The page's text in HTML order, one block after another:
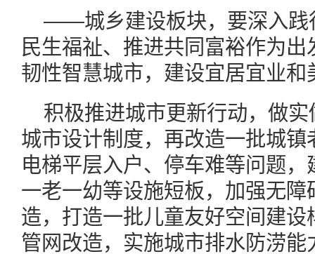
——城乡建设板块，要深入践
民生福祉、推进共同富裕作为
韧性智慧城市，建设宜居宜业和
积极推进城市更新行动，做
城市设计制度，再改造一批城
电梯平层入户、停车难等问题
一老一幼等设施短板，加强无
造，打造一批儿童友好空间建
管网改造，实施城市排水防涝